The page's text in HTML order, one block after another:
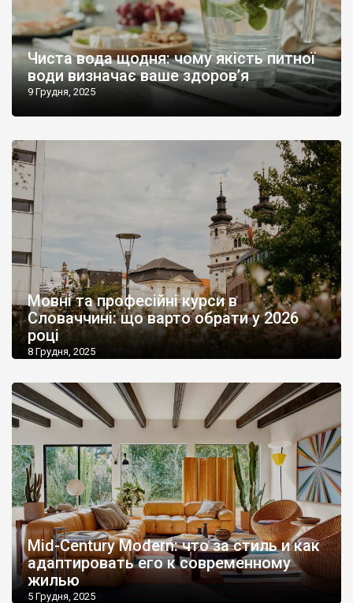
Чиста вода щодня: чому якість питної
води визначає ваше здоров’я
9 Грудня, 2025
Мовні та професійні курси в
Словаччині: що варто обрати у 2026
році
8 Грудня, 2025
Mid-Century Modern: что за стиль и как
адаптировать его к современному
жилью
5 Грудня, 2025